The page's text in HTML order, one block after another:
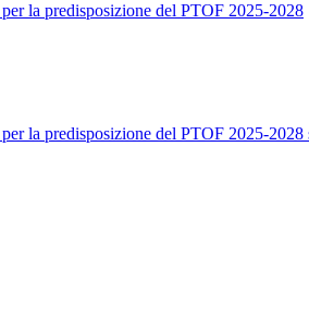
la predisposizione del PTOF 2025-2028
la predisposizione del PTOF 2025-